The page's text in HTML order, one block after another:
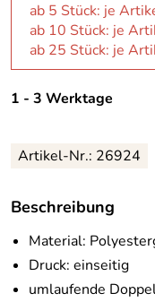
ab 5 Stück: je
ab 10 Stück: je
ab 25 Stück: je
1 - 3 Werktage
Artikel-Nr.: 26924
Beschreibung
Material:
Druck: einseitig
umlaufende